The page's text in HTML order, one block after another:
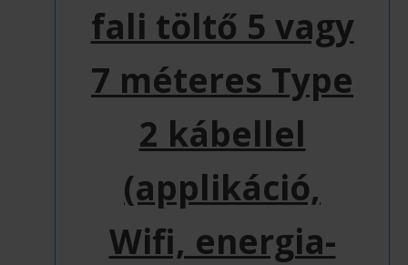
fali töltő 5 vagy
7 méteres Type
2 kábellel
(applikáció,
Wifi, energia-
Ennek
a
több
variációja
A
termékoldalon
választhatók
ki